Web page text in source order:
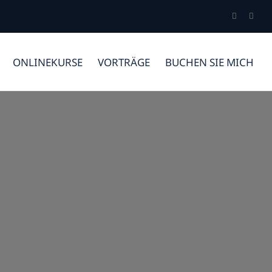
ONLINEKURSE VORTRÄGE BUCHEN SIE MICH